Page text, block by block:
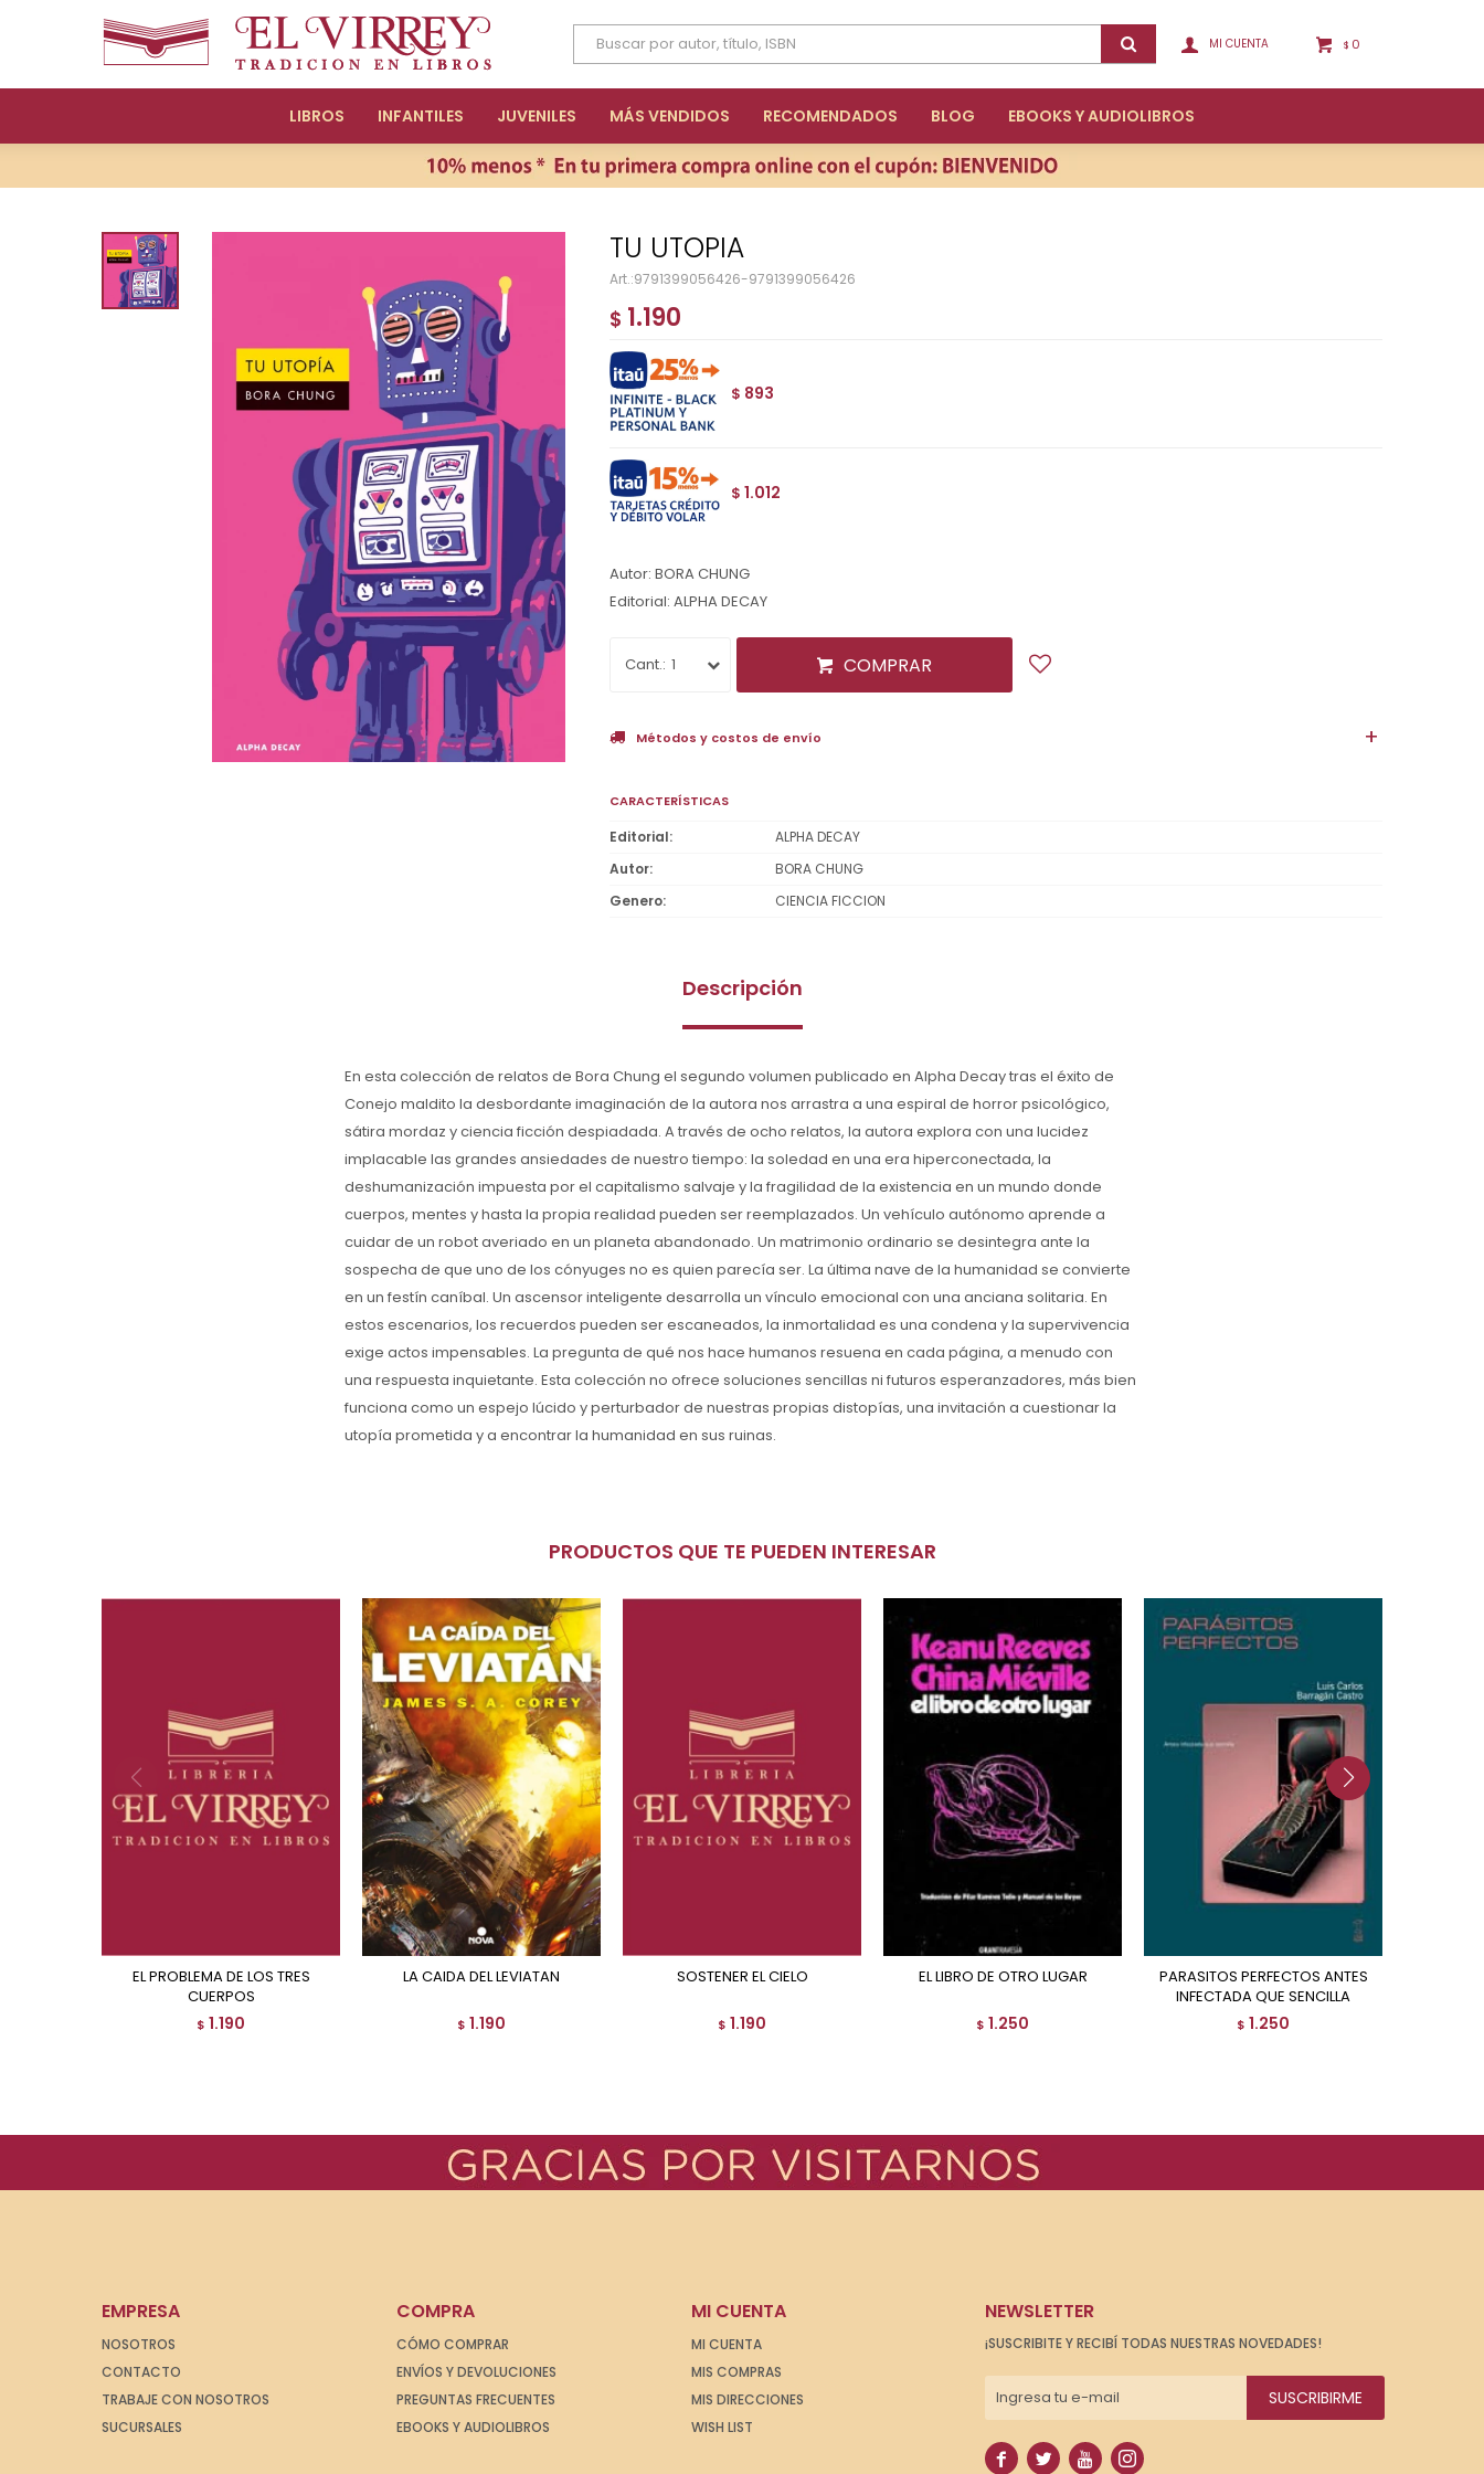
LIBROS INFANTILES JUVENILES MÁS VENDIDOS RECOMENDADOS BLOG EBOOKS Y AUDIOLIBROS
$ 0
TU UTOPIA
9791399056426-9791399056426
$ 1.190
$ 893
$ 1.012
Autor: BORA CHUNG
Editorial: ALPHA DECAY
1 COMPRAR
Métodos y costos de envío
CARACTERÍSTICAS
Editorial
ALPHA DECAY
Autor
BORA CHUNG
Genero
CIENCIA FICCION
Descripción
En esta colección de relatos de Bora Chung el segundo volumen publicado en Alpha Decay tras el éxito de
Conejo maldito la desbordante imaginación de la autora nos arrastra a una espiral de horror psicológico,
sátira mordaz y ciencia ficción despiadada. A través de ocho relatos, la autora explora con una lucidez
implacable las grandes ansiedades de nuestro tiempo: la soledad en una era hiperconectada, la
deshumanización impuesta por el capitalismo salvaje y la fragilidad de la existencia en un mundo donde
cuerpos, mentes y hasta la propia realidad pueden ser reemplazados. Un vehículo autónomo aprende a
cuidar de un robot averiado en un planeta abandonado. Un matrimonio ordinario se desintegra ante la
sospecha de que uno de los cónyuges no es quien parecía ser. La última nave de la humanidad se convierte
en un festín caníbal. Un ascensor inteligente desarrolla un vínculo emocional con una anciana solitaria. En
estos escenarios, los recuerdos pueden ser escaneados, la inmortalidad es una condena y la supervivencia
exige actos impensables. La pregunta de qué nos hace humanos resuena en cada página, a menudo con
una respuesta inquietante. Esta colección no ofrece soluciones sencillas ni futuros esperanzadores, más bien
funciona como un espejo lúcido y perturbador de nuestras propias distopías, una invitación a cuestionar la
utopía prometida y a encontrar la humanidad en sus ruinas.
PRODUCTOS QUE TE PUEDEN INTERESAR
EL PROBLEMA DE LOS TRES
CUERPOS
$ 1.190
LA CAIDA DEL LEVIATAN
$ 1.190
SOSTENER EL CIELO
$ 1.190
EL LIBRO DE OTRO LUGAR
$ 1.250
PARASITOS PERFECTOS ANTES
INFECTADA QUE SENCILLA
$ 1.250
EMPRESA
NOSOTROS
CONTACTO
TRABAJE CON NOSOTROS
SUCURSALES
COMPRA
CÓMO COMPRAR
ENVÍOS Y DEVOLUCIONES
PREGUNTAS FRECUENTES
EBOOKS Y AUDIOLIBROS
MI CUENTA
MI CUENTA
MIS COMPRAS
MIS DIRECCIONES
WISH LIST
NEWSLETTER
¡SUSCRIBITE Y RECIBÍ TODAS NUESTRAS NOVEDADES!
SUSCRIBIRME
   